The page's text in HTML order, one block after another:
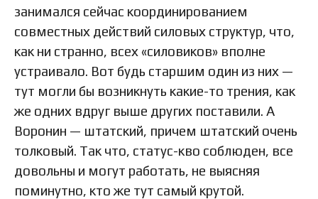
занимался сейчас координированием
совместных действий силовых структур, что,
как ни странно, всех «силовиков» вполне
устраивало. Вот будь старшим один из них —
тут могли бы возникнуть какие-то трения, как
же одних вдруг выше других поставили. А
Воронин — штатский, причем штатский очень
толковый. Так что, статус-кво соблюден, все
довольны и могут работать, не выясняя
поминутно, кто же тут самый крутой.